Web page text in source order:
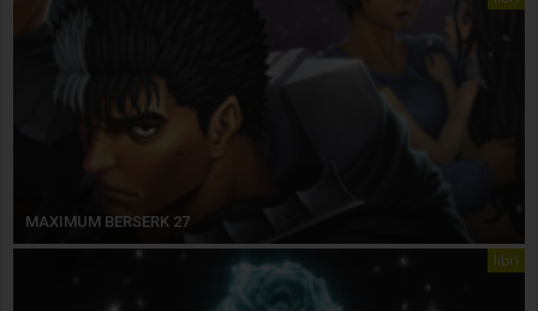
MAXIMUM BERSERK 27
libri